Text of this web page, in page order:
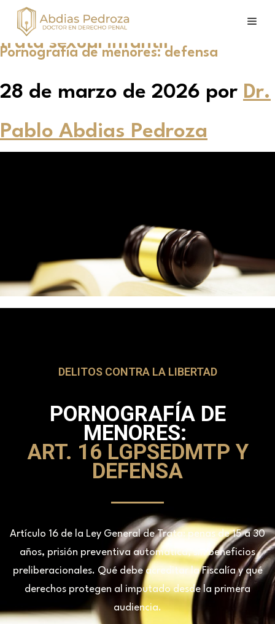
trata sexual infantil
Pornografía de menores: defensa
28 de marzo de 2026 por Dr.
Pablo Abdias Pedroza
DELITOS CONTRA LA LIBERTAD
PORNOGRAFÍA DE
MENORES:
ART. 16 LGPSEDMTP Y
DEFENSA
Artículo 16 de la Ley General de Trata: penas de 15 a 30
años, prisión preventiva automática, sin beneficios
preliberacionales. Qué debe acreditar la Fiscalía y qué
derechos protegen al imputado desde la primera
audiencia.